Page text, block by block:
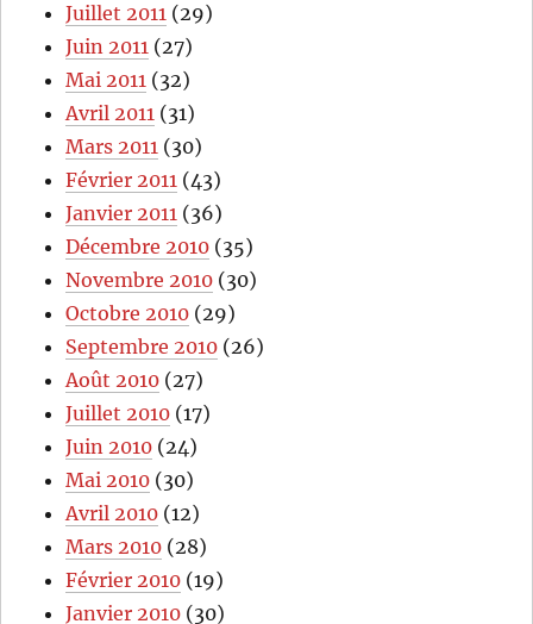
Juillet 2011 (29)
Juin 2011 (27)
Mai 2011 (32)
Avril 2011 (31)
Mars 2011 (30)
Février 2011 (43)
Janvier 2011 (36)
Décembre 2010 (35)
Novembre 2010 (30)
Octobre 2010 (29)
Septembre 2010 (26)
Août 2010 (27)
Juillet 2010 (17)
Juin 2010 (24)
Mai 2010 (30)
Avril 2010 (12)
Mars 2010 (28)
Février 2010 (19)
Janvier 2010 (30)